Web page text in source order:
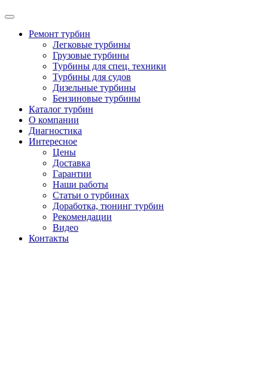
Ремонт турбин
Легковые турбины
Грузовые турбины
Турбины для спец. техники
Турбины для судов
Дизельные турбины
Бензиновые турбины
Каталог турбин
О компании
Диагностика
Интересное
Цены
Доставка
Гарантии
Наши работы
Статьи о турбинах
Доработка, тюнинг турбин
Рекомендации
Видео
Контакты